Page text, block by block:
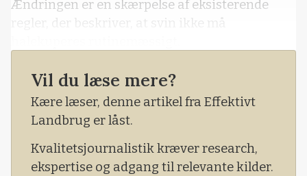
Ændringen er en skærpelse af eksisterende
regler, der beskriver, at svin ikke må
Ifølge Seges Svineproduktion er der i Danmark
strammet op på lovkrav til dokumentation af
halebid, før du må halekupere. Det betyder, at
hvis du kuperer dine grises haler, så
Vil du læse mere?
Kære læser, denne artikel fra Effektivt
Landbrug er låst.
Kvalitetsjournalistik kræver research,
ekspertise og adgang til relevante kilder.